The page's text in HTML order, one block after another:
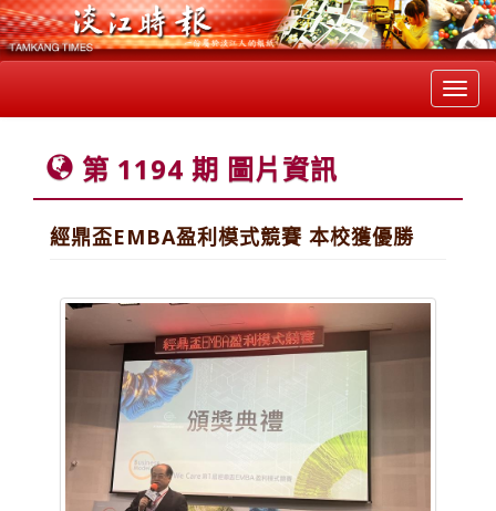
第 1194 期 圖片資訊
經鼎盃EMBA盈利模式競賽 本校獲優勝